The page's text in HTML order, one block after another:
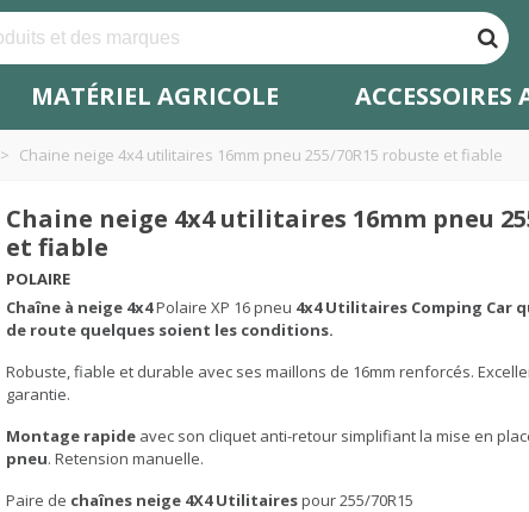
MATÉRIEL AGRICOLE ACCESSOIRES
> Chaine neige 4x4 utilitaires 16mm pneu 255/70R15 robuste et fiable
Chaine neige 4x4 utilitaires 16mm pneu
et fiable
POLAIRE
Chaîne à neige 4x4Polaire XP 16 pneu 4x4 Utilitaires Comping Car
de route quelques soient les conditions.
Robuste, fiable et durable avec ses maillons de 16mm renforcés.
garantie.
Montage rapide avec son cliquet anti-retour simplifiant la mise en
pneu. Retension manuelle.
Paire de chaînes neige 4X4 Utilitairespour 255/70R15